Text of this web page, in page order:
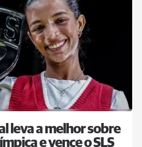
leva a melhor sobre
e vence o SLS